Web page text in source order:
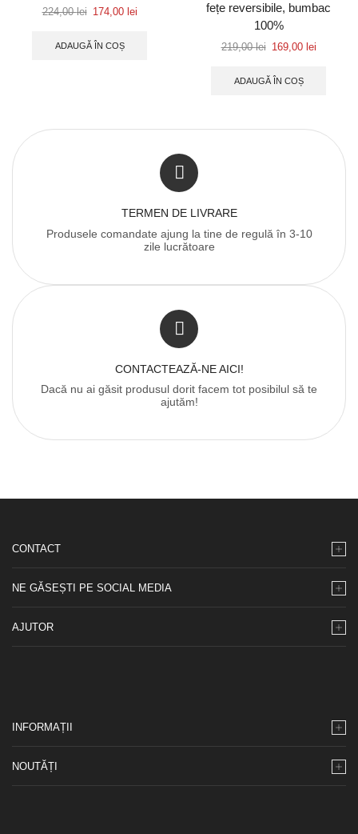
224,00lei 174,00 lei
ADAUGĂ ÎN COȘ
fețe reversibile, bumbac
100%
219,00lei 169,00 lei
ADAUGĂ ÎN COȘ
TERMEN DE LIVRARE
Produsele comandate ajung la tine de regulă în 3-10
zile lucrătoare
CONTACTEAZĂ-NE AICI!
Dacă nu ai găsit produsul dorit facem tot posibilul să te
ajutăm!
CONTACT
NE GĂSEȘTI PE SOCIAL MEDIA
AJUTOR
INFORMAȚII
NOUTĂȚI